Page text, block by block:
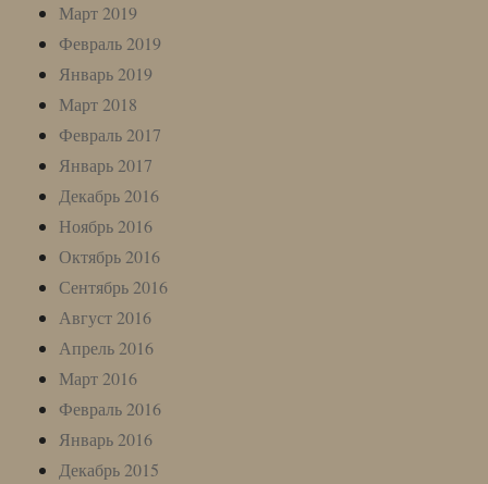
Март 2019
Февраль 2019
Январь 2019
Март 2018
Февраль 2017
Январь 2017
Декабрь 2016
Ноябрь 2016
Октябрь 2016
Сентябрь 2016
Август 2016
Апрель 2016
Март 2016
Февраль 2016
Январь 2016
Декабрь 2015